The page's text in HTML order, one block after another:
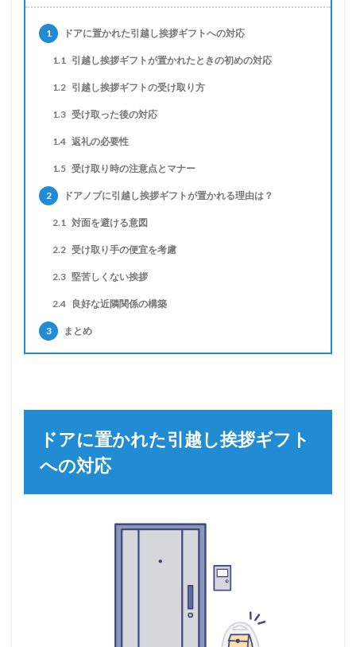
1 ドアに置かれた引越し挨拶ギフトへの対応
1.1 引越し挨拶ギフトが置かれたときの初めの対応
1.2 引越し挨拶ギフトの受け取り方
1.3 受け取った後の対応
1.4 返礼の必要性
1.5 受け取り時の注意点とマナー
2 ドアノブに引越し挨拶ギフトが置かれる理由は？
2.1 対面を避ける意図
2.2 受け取り手の便宜を考慮
2.3 堅苦しくない挨拶
2.4 良好な近隣関係の構築
3 まとめ
ドアに置かれた引越し挨拶ギフト
への対応